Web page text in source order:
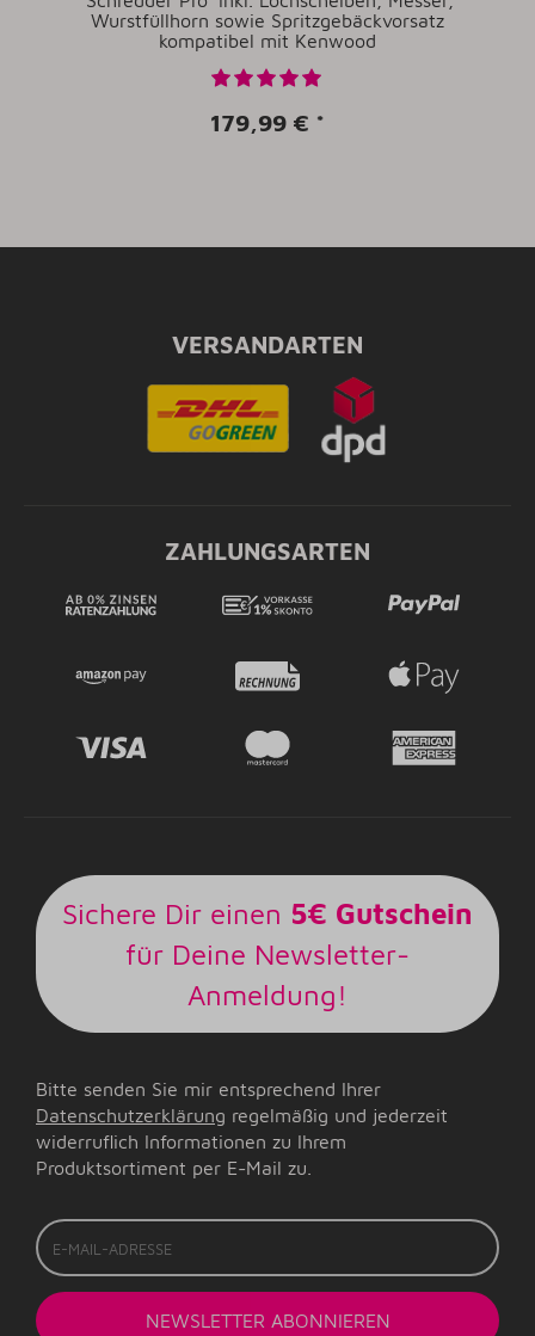
Wurstfüllhorn sowie Spritzgebäckvorsatz
kompatibel mit Kenwood
179,99 € *
VERSANDARTEN
ZAHLUNGSARTEN
Sichere Dir einen 5€ Gutschein
für Deine Newsletter-
Anmeldung!
Bitte senden Sie mir entsprechend Ihrer
Datenschutzerklärung regelmäßig und jederzeit
widerruflich Informationen zu Ihrem
Produktsortiment per E-Mail zu.
E-
Mail-
Adresse
NEWSLETTER ABONNIEREN